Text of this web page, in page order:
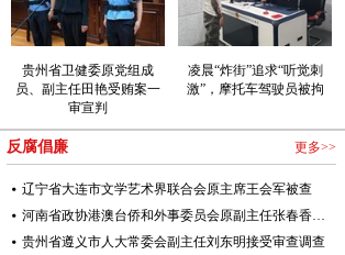
贵州省卫健委原党组成
员、副主任田艳受贿案一
审宣判
凌晨“炸街”追求“听觉刺
激”，摩托车驾驶员被拘
反腐倡廉 更多>>
辽宁省大连市文学艺术界联合会原主席王会军被查
河南省政协港澳台侨和外事委员会原副主任张春香接受纪律审查和监察调查
贵州省遵义市人大常委会副主任刘东明接受审查调查